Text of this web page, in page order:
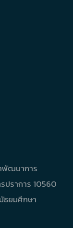
พัฒนาการ
ปราการ 10560
ธยมศึกษา